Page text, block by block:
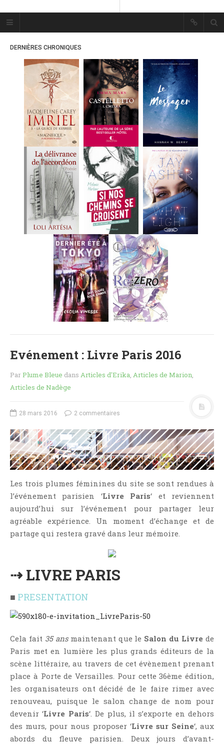
Plume Bleue
« Les mots sont les passants
« Les mots sont les passants
mystérieux de l’âme. »
ACCUEIL
LES PLUMES
MES FUTURES
LECTURES
MES CRITIQUES
MES ARTICLES
MARION
MES FUTURES
LECTURES
MES CRITIQUES
MES ARTICLES
MES FUTURES
LECTURES
MES CRITIQUES
STEVEN
LECTURES
MES CRITIQUES
NOS COUPS DE ♥
NOS VIDÉOS
RENDEZ-VOUS LIVRESQUES
SWAPS & CHALLENGES
LES TAGS
QUI SOMMES-NOUS ?
Amitié
Articles D'Erika
Articles De Steven
Aventure
Bande Dessinée
Bibliothèque De A À Z
Biographie Et Autobiographie
DERNIÈRES CHRONIQUES
Evénement : Livre Paris 2016
ParPlume Bleue dans Articles d'Erika, Articles de Marion,
Articles de Nadège
28 mars 2016 2 commentaires
Les trois plumes féminines du site se sont rendues à
l’événement parisien ‘Livre Paris‘ et reviennent
aujourd’hui sur l’événement pour partager leur
agréable expérience. Un moment d’échange et de
partage qui restera gravé dans leur mémoire.
⇢ LIVRE PARIS
■ PRESENTATION
Cela fait 35 ansmaintenant que le Salon du Livre de
Paris met en lumière les plus grands éditeurs de la
scène littéraire, au travers de cet évènement prenant
place à Porte de Versailles. Pour cette 36ème édition,
les organisateurs ont décidé de le faire rimer avec
renouveau, puisque le salon change de nom pour
devenir ‘Livre Paris‘. De plus, il s’exporte en dehors
des murs, pour nous proposer ‘Livre sur Seine‘, aux
abords du fleuve parisien. Deux jours d’avant-